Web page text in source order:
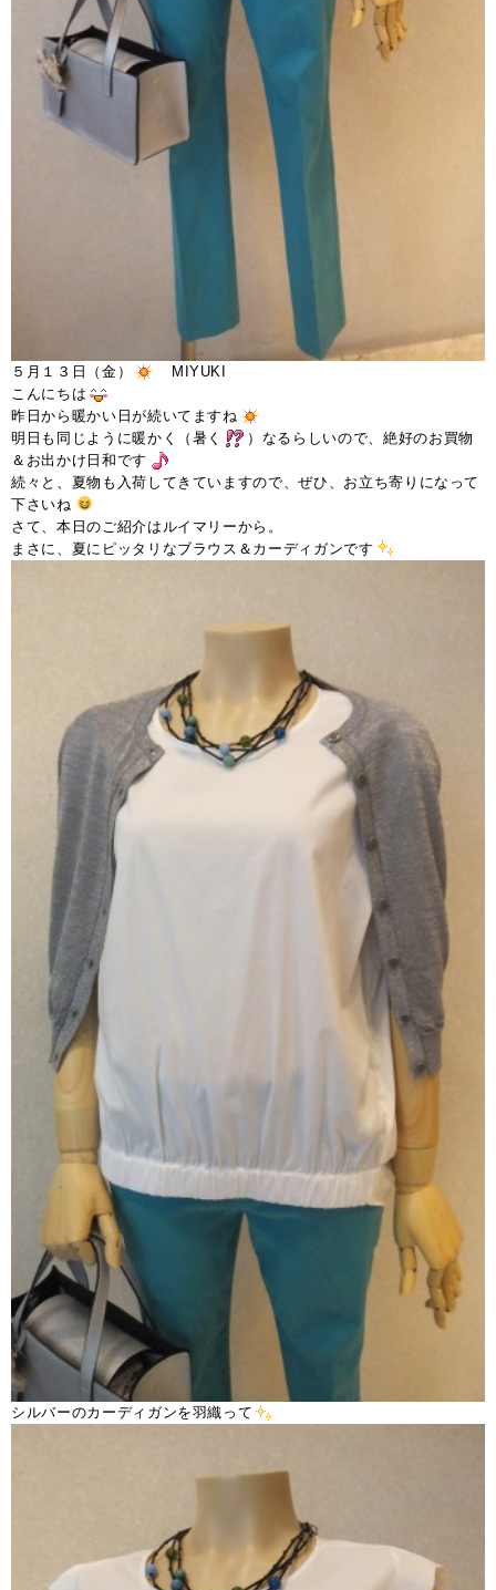
５月１３日（金）
MIYUKI
こんにちは
昨日から暖かい日が続いてますね
明日も同じように暖かく（暑く
）なるらしいので、絶好のお買物
＆お出かけ日和です
続々と、夏物も入荷してきていますので、ぜひ、お立ち寄りになって
下さいね
さて、本日のご紹介はルイマリーから。
まさに、夏にピッタリなブラウス＆カーディガンです
シルバーのカーディガンを羽織って